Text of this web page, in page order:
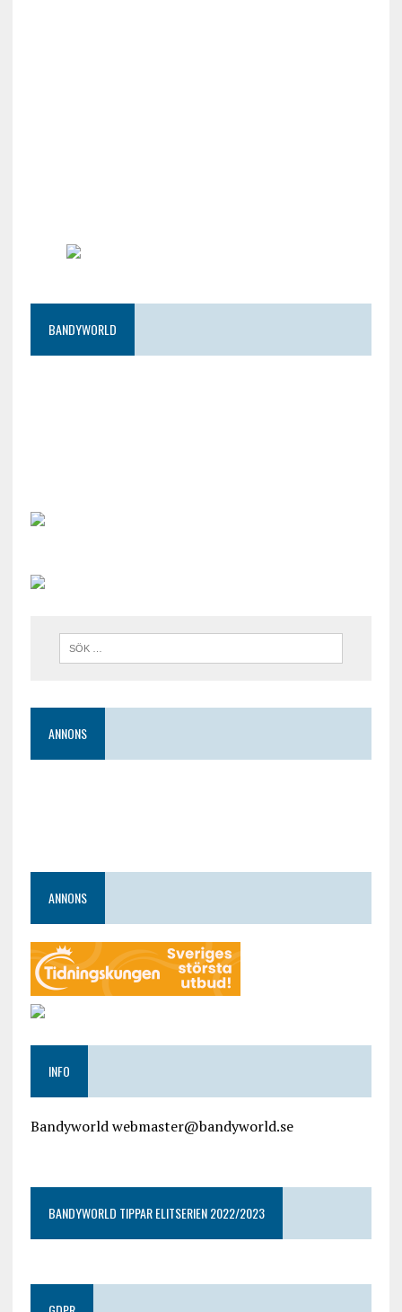
BANDYWORLD
ANNONS
ANNONS
INFO
Bandyworld webmaster@bandyworld.se
BANDYWORLD TIPPAR ELITSERIEN 2022/2023